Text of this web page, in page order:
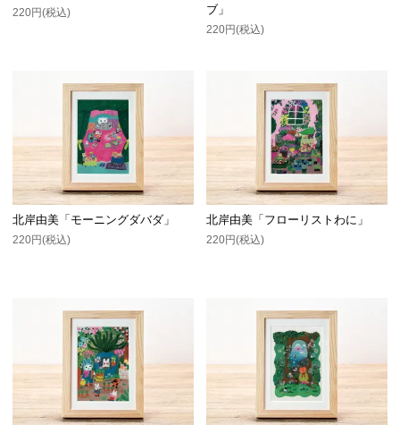
220円(税込)
ブ」
220円(税込)
北岸由美「モーニングダバダ」
220円(税込)
北岸由美「フローリストわに」
220円(税込)